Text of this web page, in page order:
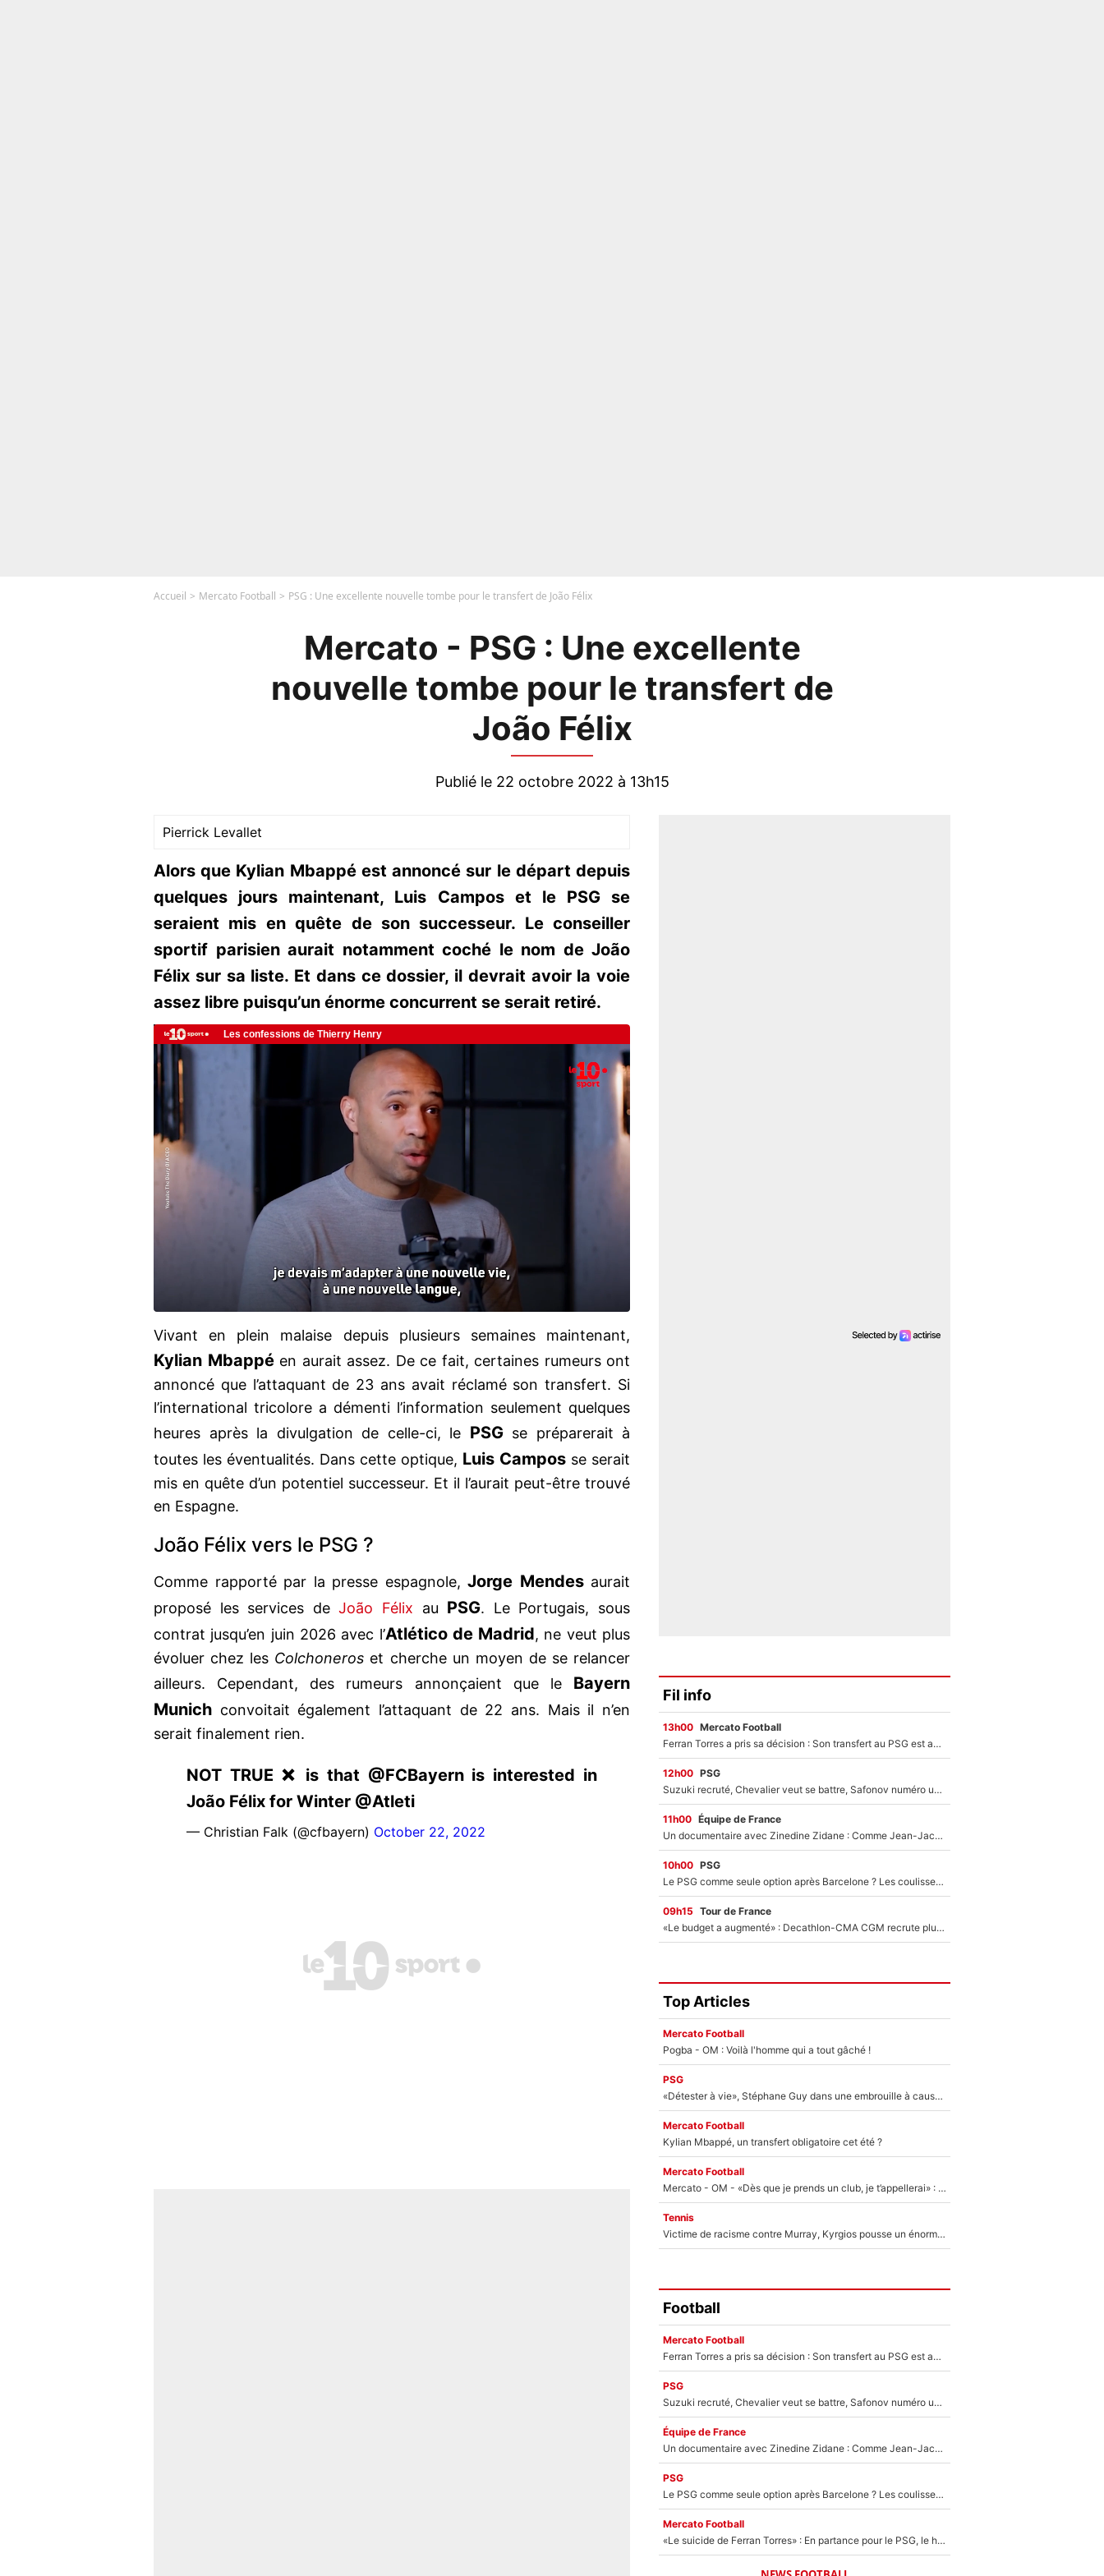
Accueil Mercato Football PSG : Une excellente nouvelle tombe pour le transfert de João Félix
Mercato - PSG : Une excellente
nouvelle tombe pour le transfert de
João Félix
Publié le 22 octobre 2022 à 13h15
Pierrick Levallet
Alors que Kylian Mbappé est annoncé sur le départ depuis
quelques jours maintenant, Luis Campos et le PSG se
seraient mis en quête de son successeur. Le conseiller
sportif parisien aurait notamment coché le nom de João
Félix sur sa liste. Et dans ce dossier, il devrait avoir la voie
assez libre puisqu’un énorme concurrent se serait retiré.
Vivant en plein malaise depuis plusieurs semaines maintenant,
Kylian Mbappéen aurait assez. De ce fait, certaines rumeurs ont
annoncé que l’attaquant de 23 ans avait réclamé son transfert. Si
l’international tricolore a démenti l’information seulement quelques
heures après la divulgation de celle-ci, le PSGse préparerait à
toutes les éventualités. Dans cette optique, Luis Campos se serait
mis en quête d’un potentiel successeur. Et il l’aurait peut-être trouvé
en Espagne.
João Félix vers le PSG ?
Comme rapporté par la presse espagnole, Jorge Mendesaurait
proposé les services deJoão Félix au PSG. Le Portugais, sous
contrat jusqu’en juin 2026 avec l’Atlético de Madrid, ne veut plus
évoluer chez les Colchoneros et cherche un moyen de se relancer
ailleurs. Cependant, des rumeurs annonçaient que le Bayern
Munich convoitait également l’attaquant de 22 ans. Mais il n’en
serait finalement rien.
NOT TRUE ❌ is that @FCBayern is interested in
João Félix for Winter @Atleti
— Christian Falk (@cfbayern) October 22, 2022
Fil info
13h00 Mercato Football
Ferran Torres a pris sa décision : Son transfert au PSG est annoncé en Espagne !
12h00 PSG
Suzuki recruté, Chevalier veut se battre, Safonov numéro un… Le PSG se lance encore dans un gros chantier pour le poste de gardien de but
11h00 Équipe de France
Un documentaire avec Zinedine Zidane : Comme Jean-Jacques Goldman et Mylène Farmer, le nouveau sélectionneur de l'équipe de France a recalé une journaliste très connue
10h00 PSG
Le PSG comme seule option après Barcelone ? Les coulisses de la signature historique de Lionel Messi sont révélées au grand jour !
09h15 Tour de France
«Le budget a augmenté» : Decathlon-CMA CGM recrute plusieurs coureurs pour offrir à Paul Seixas une équipe pour gagner le Tour de France 2027
Top Articles
Mercato Football
Pogba - OM : Voilà l'homme qui a tout gâché !
PSG
«Détester à vie», Stéphane Guy dans une embrouille à cause du PSG !
Mercato Football
Kylian Mbappé, un transfert obligatoire cet été ?
Mercato Football
Mercato - OM - «Dès que je prends un club, je t’appellerai» : La promesse de Marcelino au moment de claquer la porte
Tennis
Victime de racisme contre Murray, Kyrgios pousse un énorme coup de gueule !
Football
Mercato Football
Ferran Torres a pris sa décision : Son transfert au PSG est annoncé en Espagne !
PSG
Suzuki recruté, Chevalier veut se battre, Safonov numéro un… Le PSG se lance encore dans un gros chantier pour le poste de gardien de but
Équipe de France
Un documentaire avec Zinedine Zidane : Comme Jean-Jacques Goldman et Mylène Farmer, le nouveau sélectionneur de l'équipe de France a recalé une journaliste très connue
PSG
Le PSG comme seule option après Barcelone ? Les coulisses de la signature historique de Lionel Messi sont révélées au grand jour !
Mercato Football
«Le suicide de Ferran Torres» : En partance pour le PSG, le héros de la finale de la Coupe du monde s'attire les foudres de la presse espagnole !